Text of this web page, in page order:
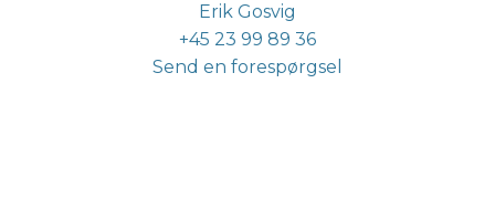
Erik Gosvig
+45 23 99 89 36
Send en forespørgsel